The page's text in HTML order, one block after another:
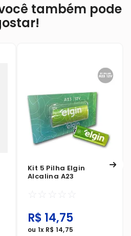
também pode
Kit 5 Pilha Elgin
Alcalina A23
☆ ☆ ☆ ☆ ☆
R$ 14,75
ou 1x R$ 14,75